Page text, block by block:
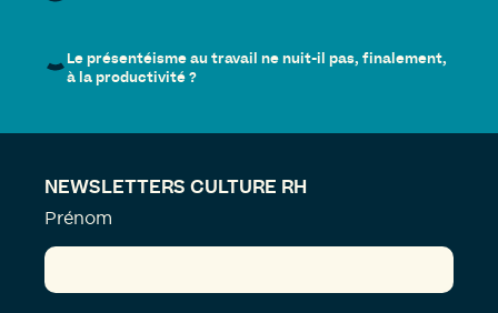
Le présentéisme au travail ne nuit-il pas, finalement,
à la productivité ?
NEWSLETTERS CULTURE RH
Prénom